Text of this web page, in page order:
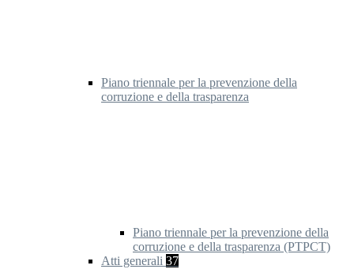
Piano triennale per la prevenzione della
corruzione e della trasparenza
Piano triennale per la prevenzione della
corruzione e della trasparenza (PTPCT)
Atti generali 37